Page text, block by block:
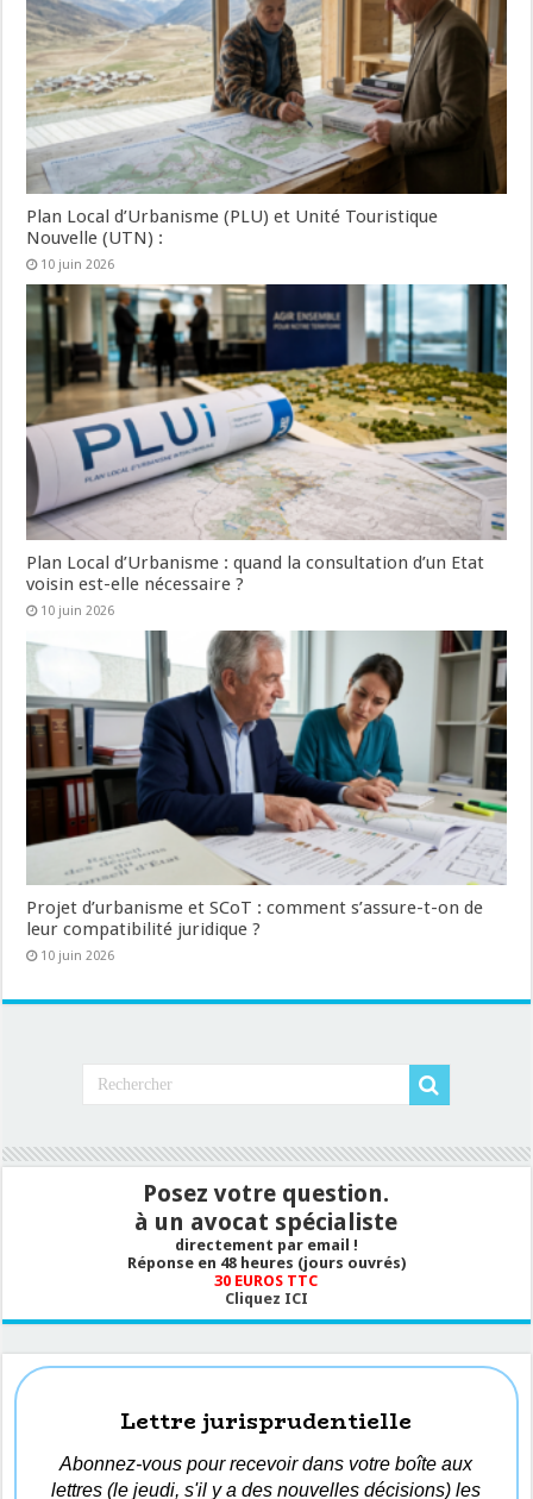
Plan Local d’Urbanisme (PLU) et Unité Touristique
Nouvelle (UTN) :
10 juin 2026
Plan Local d’Urbanisme : quand la consultation d’un Etat
voisin est-elle nécessaire ?
10 juin 2026
Projet d’urbanisme et SCoT : comment s’assure-t-on de
leur compatibilité juridique ?
10 juin 2026
Posez votre question.
à un avocat spécialiste
directement par email !
Réponse en 48 heures (jours ouvrés)
30 EUROS TTC
Cliquez ICI
Lettre jurisprudentielle
Abonnez-vous pour recevoir dans votre boîte aux
lettres (le jeudi, s'il y a des nouvelles décisions) les